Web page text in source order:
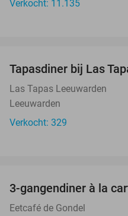
Verkocht: 11.135
Tapasdiner bij Las
Las Tapas Leeuwarden
Leeuwarden
Verkocht: 329
3-gangendiner à la
Eetcafé de Gondel